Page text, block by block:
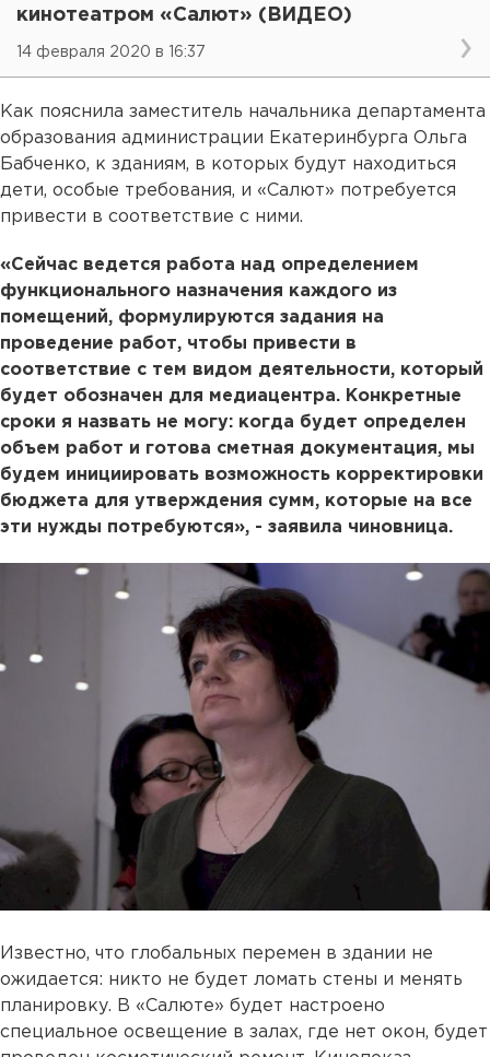
кинотеатром «Салют» (ВИДЕО)
14 февраля 2020 в 16:37
Как пояснила заместитель начальника департамента
образования администрации Екатеринбурга Ольга
Бабченко, к зданиям, в которых будут находиться
дети, особые требования, и «Салют» потребуется
привести в соответствие с ними.
«Сейчас ведется работа над определением
функционального назначения каждого из
помещений, формулируются задания на
проведение работ, чтобы привести в
соответствие с тем видом деятельности, который
будет обозначен для медиацентра. Конкретные
сроки я назвать не могу: когда будет определен
объем работ и готова сметная документация, мы
будем инициировать возможность корректировки
бюджета для утверждения сумм, которые на все
эти нужды потребуются», - заявила чиновница.
Известно, что глобальных перемен в здании не
ожидается: никто не будет ломать стены и менять
планировку. В «Салюте» будет настроено
специальное освещение в залах, где нет окон, будет